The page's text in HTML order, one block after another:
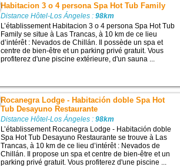
Habitacion 3 o 4 persona Spa Hot Tub Family
Distance Hôtel-Los Ángeles :98km
L’établissement Habitacion 3 o 4 persona Spa Hot Tub
Family se situe à Las Trancas, à 10 km de ce lieu
d’intérêt : Nevados de Chillán. Il possède un spa et
centre de bien-être et un parking privé gratuit. Vous
profiterez d'une piscine extérieure, d'un sauna ...
Rocanegra Lodge - Habitación doble Spa Hot
Tub Desayuno Restaurante
Distance Hôtel-Los Ángeles :98km
L’établissement Rocanegra Lodge - Habitación doble
Spa Hot Tub Desayuno Restaurante se trouve à Las
Trancas, à 10 km de ce lieu d’intérêt : Nevados de
Chillán. Il propose un spa et centre de bien-être et un
parking privé gratuit. Vous profiterez d'une piscine ...